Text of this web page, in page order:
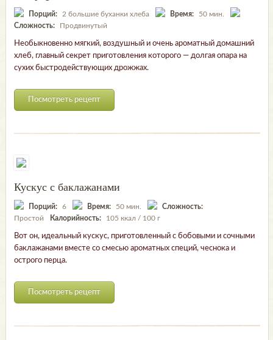
Порций: 2 большие буханки хлеба Время:
50 мин.
Сложность:
Продвинутый
Необыкновенно мягкий, воздушный и очень ароматный домашний
хлеб, главный секрет приготовления которого — долгая опара на
сухих быстродействующих дрожжах.
Посмотреть рецепт
Кускус с баклажанами
Порций: 6 Время: 50 мин.
Сложность:
Простой
Калорийность: 105 ккал / 100 г
Вот он, идеальный кускус, приготовленный с бобовыми и сочными
баклажанами вместе со смесью ароматных специй, чеснока и
острого перца.
Посмотреть рецепт